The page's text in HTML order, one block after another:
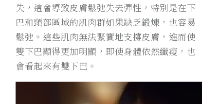
失，這會導致皮膚鬆弛失去彈性，特別是在下
巴和頸部區域的肌肉群如果缺乏鍛煉，也容易
鬆弛。這些肌肉無法緊實地支撐皮膚，進而使
雙下巴顯得更加明顯，即使身體依然纖瘦，也
會看起來有雙下巴。